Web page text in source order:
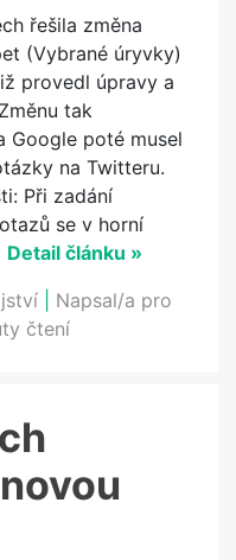
řešila změna
(Vybrané úryvky)
provedl úpravy a
tak
Google poté musel
na Twitteru.
Při zadání
se v horní
Detail článku »
Napsal/a pro
čtení